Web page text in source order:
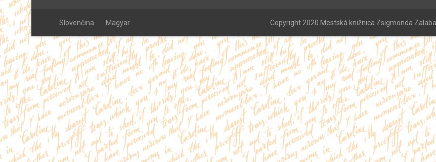
Slovenčina Magyar Copyright 2020 Mestská knižnica Zsigmonda